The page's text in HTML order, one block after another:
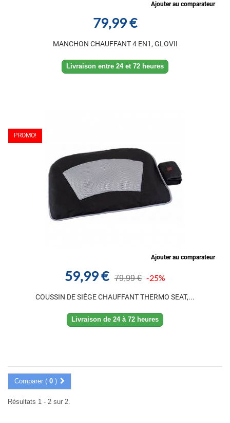
Ajouter au comparateur
79,99 €
MANCHON CHAUFFANT 4 EN1, GLOVII
Livraison entre 24 et 72 heures
PROMO!
Ajouter au comparateur
59,99 € 79,99 € -25%
COUSSIN DE SIÈGE CHAUFFANT THERMO SEAT,...
Livraison de 24 à 72 heures
Comparer ( 0 )
Résultats 1 - 2 sur 2.